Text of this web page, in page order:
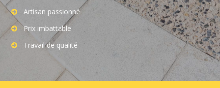
Artisan passionné
Prix imbattable
Travail de qualité